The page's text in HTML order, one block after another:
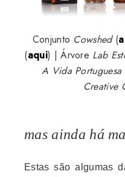
Conjunto Cowshed(
(aqui) | Árvore Lab
A Vida Portuguesa
Creative
mas ainda há
Estas são algumas